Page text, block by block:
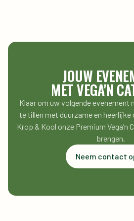
JOUW
MET VEGA'N
Klaar om uw volgende evenement
te tillen met duurzame en
Krop & Kool onze Premium Vega’n
brengen.
Neem contact